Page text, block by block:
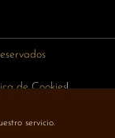
servicio.
de Cookies